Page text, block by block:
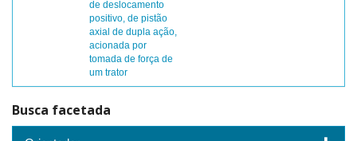
de deslocamento
positivo, de pistão
axial de dupla ação,
acionada por
tomada de força de
um trator
Busca facetada